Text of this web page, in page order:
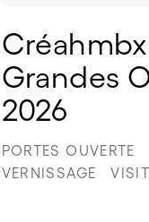
Grandes
2026
PORTES OUVERTE
VERNISSAGE